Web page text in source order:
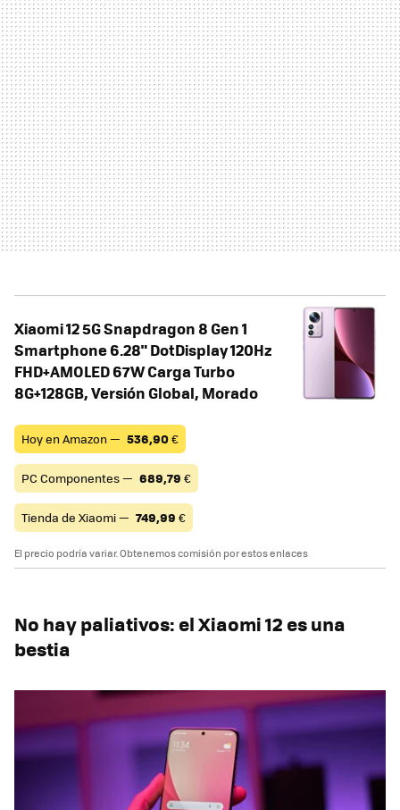
Xiaomi 12 5G Snapdragon 8 Gen 1
Smartphone 6.28" DotDisplay 120Hz
FHD+AMOLED 67W Carga Turbo
8G+128GB, Versión Global, Morado
Hoy en Amazon — 536,90€
PC Componentes — 689,79 €
Tienda de Xiaomi — 749,99 €
El precio podría variar. Obtenemos comisión por estos enlaces
No hay paliativos: el Xiaomi 12 es una
bestia